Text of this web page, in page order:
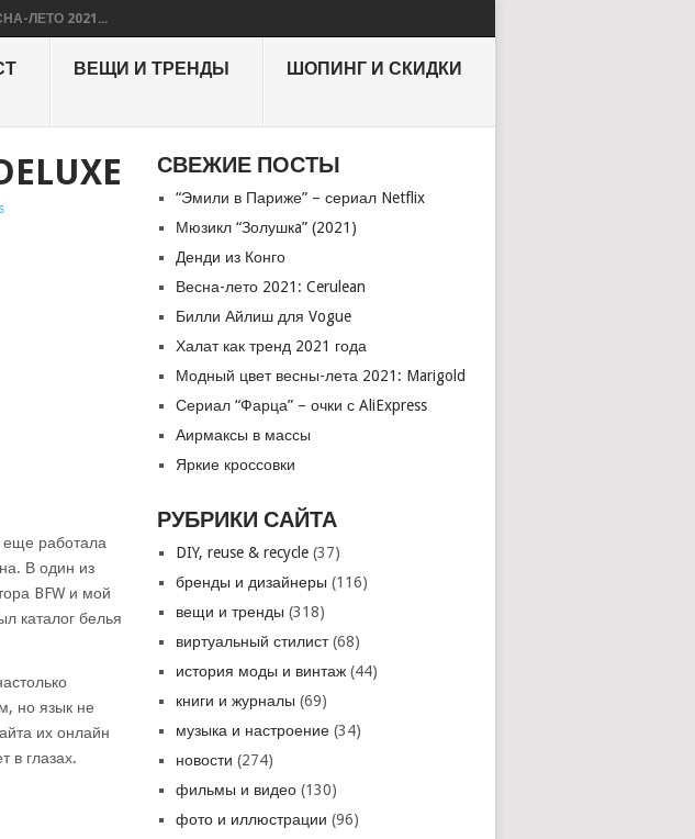
ЛЕТО 2021...
ВЕЩИ И ТРЕНДЫ ШОПИНГ И СКИДКИ
еще работала
В один из
BFW и мой
каталог белья
но язык не
их онлайн
в глазах.
СВЕЖИЕ ПОСТЫ
“Эмили в Париже” – сериал Netflix
Мюзикл “Золушкa” (2021)
Денди из Конго
Весна-лето 2021: Cerulean
Билли Айлиш для Vogue
Халат как тренд 2021 года
Модный цвет весны-лета 2021: Marigold
Сериал “Фарца” – очки с AliExpress
Аирмаксы в массы
Яркие кроссовки
РУБРИКИ САЙТА
DIY, reuse & recycle (37)
бренды и дизайнеры (116)
вещи и тренды (318)
виртуальный стилист(68)
история моды и винтаж (44)
книги и журналы (69)
музыка и настроение (34)
новости (274)
фильмы и видео (130)
фото и иллюстрации (96)